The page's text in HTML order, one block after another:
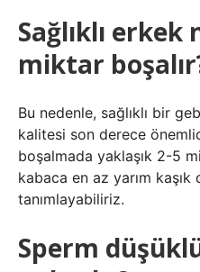
Sağlıklı erkek
miktar
Bu nedenle, sağlıklı bir
kalitesi son derece
boşalmada yaklaşık 2-5
kabaca en az yarım
tanımlayabiliriz.
Sperm